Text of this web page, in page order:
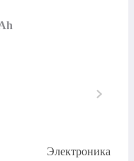
Электроника